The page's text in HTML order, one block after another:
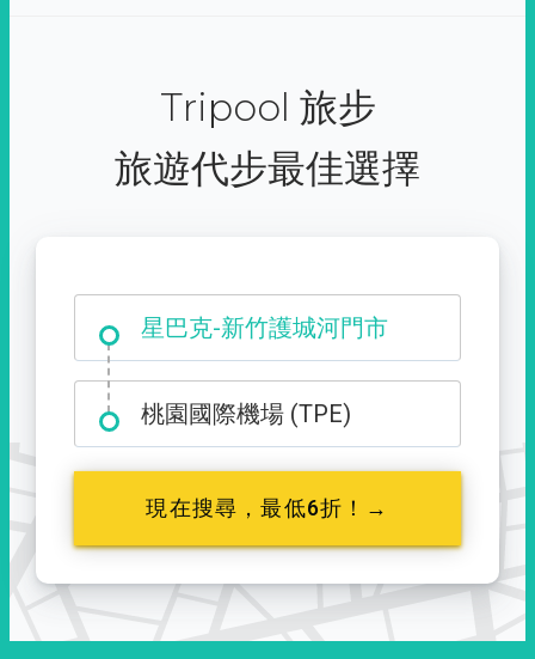
Tripool 旅步
旅遊代步最佳選擇
星巴克-新竹護城河門市
大霸尖山登山口
桃園國際機場 (TPE)
現在搜尋，最低6折！→